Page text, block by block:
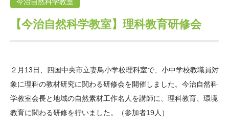
沿革 40年史デジタルブック
役員・評議員 公開情報
年報一覧 中谷財団レポート
神戸賞 長期大型研究助成
大学院生奨学金
国際学生交流プログラ
ム
その他情報
基本方針
アクセス よくあるご質問
日本語 English マイページ
【今治自然科学教室】理科教育研修会
２月13日、四国中央市立妻鳥小学校理科室で、小中学校教職員対
象に理科の教材研究に関わる研修会を開催しました。今治自然科
学教室会長と地域の自然素材工作名人を講師に、理科教育、環境
教育に関わる研修を行いました。（参加者19人）